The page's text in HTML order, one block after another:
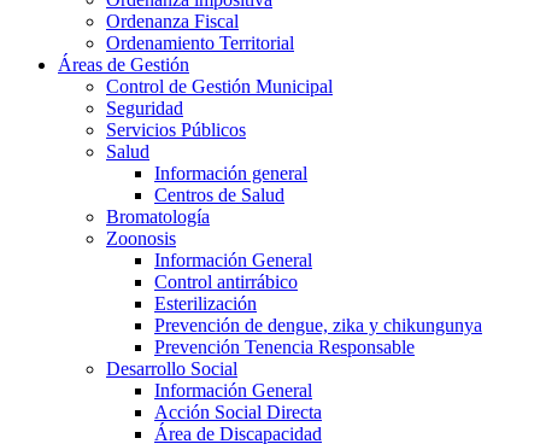
Ordenanza Fiscal
Ordenamiento Territorial
Áreas de Gestión
Control de Gestión Municipal
Seguridad
Servicios Públicos
Salud
Información general
Centros de Salud
Bromatología
Zoonosis
Información General
Control antirrábico
Esterilización
Prevención de dengue, zika y chikungunya
Prevención Tenencia Responsable
Desarrollo Social
Información General
Acción Social Directa
Área de Discapacidad